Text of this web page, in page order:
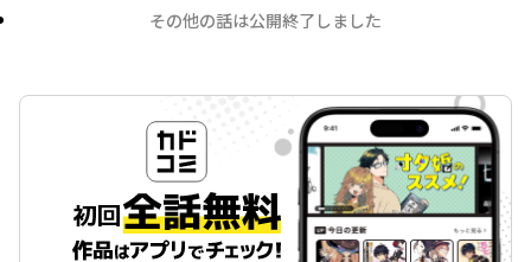
その他の話は公開終了しました